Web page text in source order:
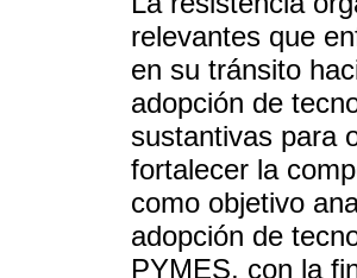
relevantes que
en su tránsito
adopción de
sustantivas para
fortalecer la
como objetivo
adopción de
PYMES, con la